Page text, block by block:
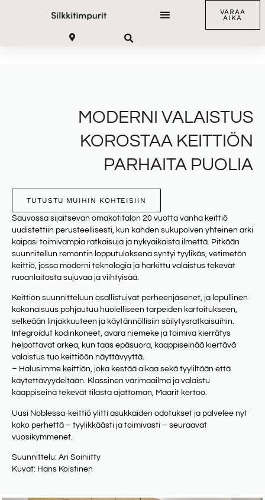
VARAA
AIKA
MODERNI VALAISTUS
KOROSTAA KEITTIÖN
PARHAITA PUOLIA
TUTUSTU MUIHIN KOHTEISIIN
Sauvossa sijaitsevan omakotitalon 20 vuotta vanha keittiö
uudistettiin perusteellisesti, kun kahden sukupolven yhteinen arki
kaipasi toimivampia ratkaisuja ja nykyaikaista ilmettä. Pitkään
suunnitellun remontin lopputuloksena syntyi tyylikäs, vetimetön
keittiö, jossa moderni teknologia ja harkittu valaistus tekevät
ruoanlaitosta sujuvaa ja viihtyisää.
Keittiön suunnitteluun osallistuivat perheenjäsenet, ja lopullinen
kokonaisuus pohjautuu huolelliseen tarpeiden kartoitukseen,
selkeään linjakkuuteen ja käytännöllisiin säilytysratkaisuihin.
Integroidut kodinkoneet, avara niemeke ja toimiva kierrätys
helpottavat arkea, kun taas epäsuora, kaappiseinää kiertävä
valaistus tuo keittiöön näyttävyyttä.
– Halusimme keittiön, joka kestää aikaa sekä tyyliltään että
käytettävyydeltään. Klassinen värimaailma ja valaistu
kaappiseinä tekevät tilasta ajattoman, Maarit kertoo.
Uusi Noblessa-keittiö ylitti asukkaiden odotukset ja palvelee nyt
koko perhettä – tyylikkäästi ja toimivasti – seuraavat
vuosikymmenet.
Suunnittelu: Ari Soiniitty
Kuvat: Hans Koistinen